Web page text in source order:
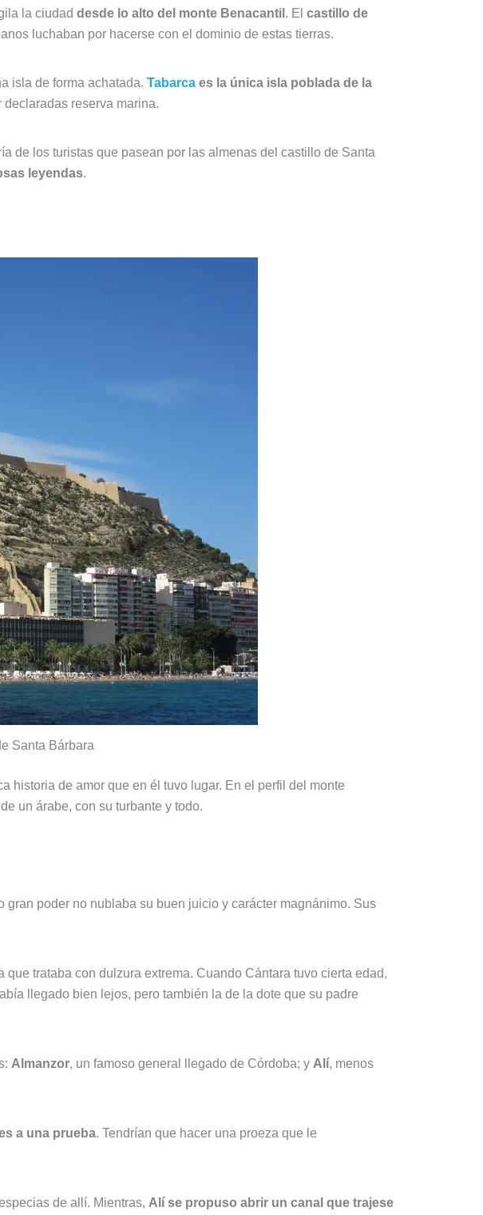
la ciudad desde lo alto del monte Benacantil . El castillo de
luchaban por hacerse con el dominio de estas tierras.
isla de forma achatada. Tabarca es la única isla poblada de la
reserva marina.
de los turistas que pasean por las almenas del castillo de Santa
leyendas.
Santa Bárbara
historia de amor que en él tuvo lugar. En el perfil del monte
un árabe, con su turbante y todo.
poder no nublaba su buen juicio y carácter magnánimo. Sus
que trataba con dulzura extrema. Cuando Cántara tuvo cierta edad,
llegado bien lejos, pero también la de la dote que su padre
Almanzor, un famoso general llegado de Córdoba; y Alí, menos
a una prueba. Tendrían que hacer una proeza que le
de allí. Mientras, Alí se propuso abrir un canal que trajese